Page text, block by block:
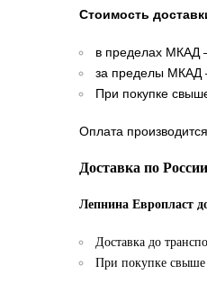
Стоимость
в пределах МКАД
за пределы МКАД
При покупке
Оплата
Доставка по России
Лепнина Европласт
Доставка до
При покупке свыше